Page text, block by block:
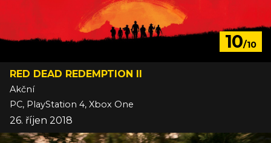
10/10
RED DEAD REDEMPTION II
Akční
PC, PlayStation 4, Xbox One
26. říjen 2018